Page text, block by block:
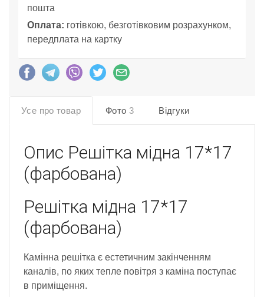
пошта
Оплата: готівкою, безготівковим розрахунком,
передплата на картку
Усе про товар Фото 3 Відгуки
Опис Решітка мідна 17*17
(фарбована)
Решітка мідна 17*17
(фарбована)
Камінна решітка є естетичним закінченням
каналів, по яких тепле повітря з каміна поступає
в приміщення.